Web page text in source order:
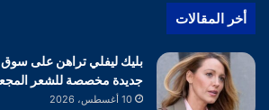
أخر المقالات
بليك ليفلي تراهن على
جديدة مخصصة للشعر
10 أغسطس، 2026